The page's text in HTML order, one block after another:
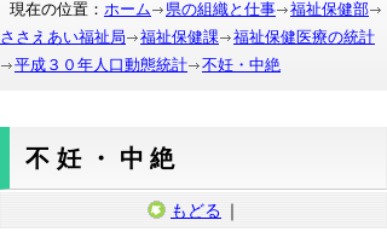
現在の位置： ホーム 県の組織と仕事
福祉保健部
ささえあい福祉局
福祉保健課
福祉保健医療の統計
平成３０年人口動態統計
不妊・中絶
不妊・中絶
もどる ｜